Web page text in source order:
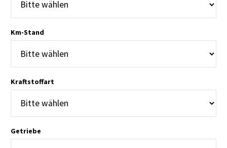
Km-Stand
Kraftstoffart
Getriebe